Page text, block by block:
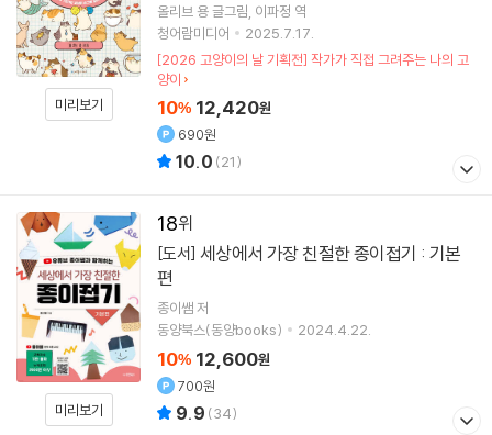
미리보기
올리브 용글그림 이파정 역
청어람미디어
2025.7.17.
[2026 고양이의 날 기획전] 작가가 직접 그려주는 나의 고
양이
10% 12,420원
690원
10.0 (21)
18
미리보기
[도서]
편
종이쌤저
동양북스(동양books)
2024.4.22.
10% 12,600원
700원
9.9 (34)